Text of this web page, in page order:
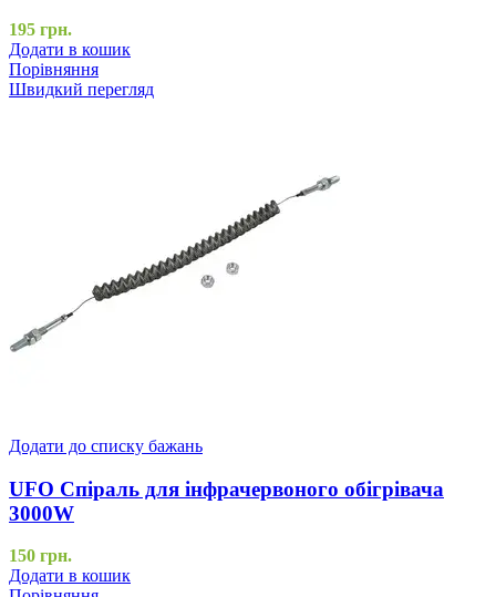
195 грн.
Додати в кошик
Порівняння
Швидкий перегляд
Додати до списку бажань
UFO Спіраль для інфрачервоного обігрівача
3000W
150 грн.
Додати в кошик